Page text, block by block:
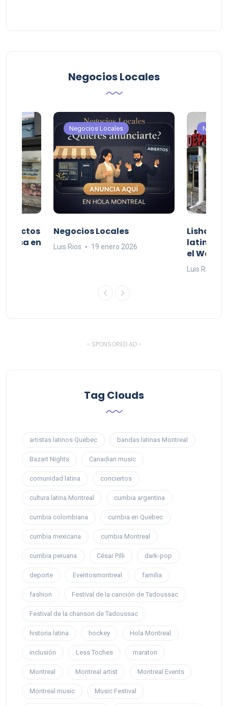
Negocios Locales
casa en
Negocios Locales
Negocios Locales
Luis Rios 19 enero 2026
Lishaam
latinos
el West
Luis Rios
- SPONSORED AD -
Tag Clouds
artistas latinos Quebec bandas latinas Montreal
Bazart Nights Canadian music
comunidad latina conciertos
cultura latina Montreal cumbia argentina
cumbia colombiana cumbia en Quebec
cumbia mexicana cumbia Montreal
cumbia peruana César Pilli dark-pop
deporte Eventosmontreal familia
fashion Festival de la canción de Tadoussac
Festival de la chanson de Tadoussac
historia latina hockey Hola Montreal
inclusión Less Toches maraton
Montreal Montreal artist Montreal Events
Montreal music Music Festival